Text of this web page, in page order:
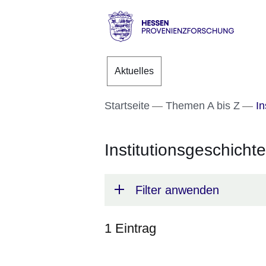
Direkt zum Kopf der
Direkt zum Inhalt
Direkt zum Fuß der
Provenienzforschung
Aktuelles
Startseite Themen A bis Z
Institutionsgeschichte
Filter anwenden
1 Eintrag